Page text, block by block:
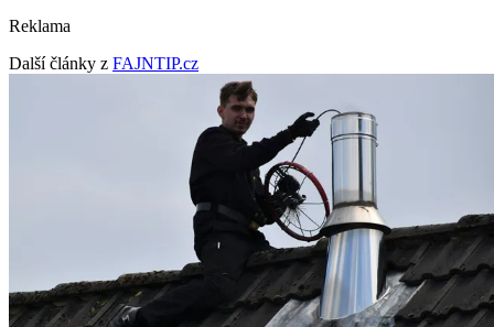
Reklama
Další články z FAJNTIP.cz